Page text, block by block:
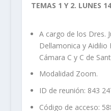
TEMAS 1 Y 2. LUNES
A cargo de los Dres.
Dellamonica y Aidilio
Cámara C y C de
Modalidad Zoom.
ID de reunión: 843
Código de acceso: